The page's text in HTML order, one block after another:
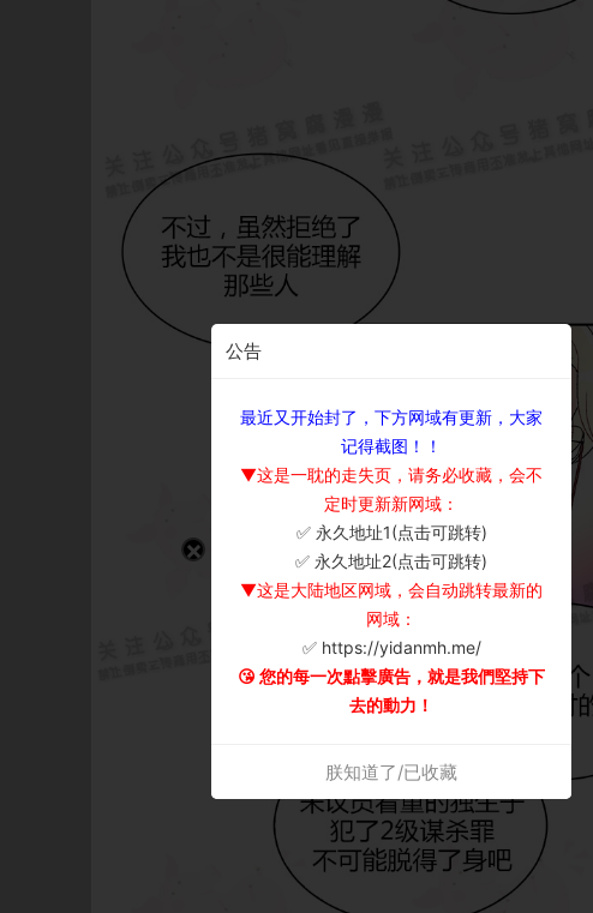
公告
最近又开始封了，下方网域有更新，大家
记得截图！！
▼这是一耽的走失页，请务必收藏，会不
定时更新新网域：
✅ 永久地址1(点击可跳转)
✅ 永久地址2(点击可跳转)
▼这是大陆地区网域，会自动跳转最新的
网域：
✅ https://yidanmh.me/
😘 您的每一次點擊廣告，就是我們堅持下
去的動力！
朕知道了/已收藏
×